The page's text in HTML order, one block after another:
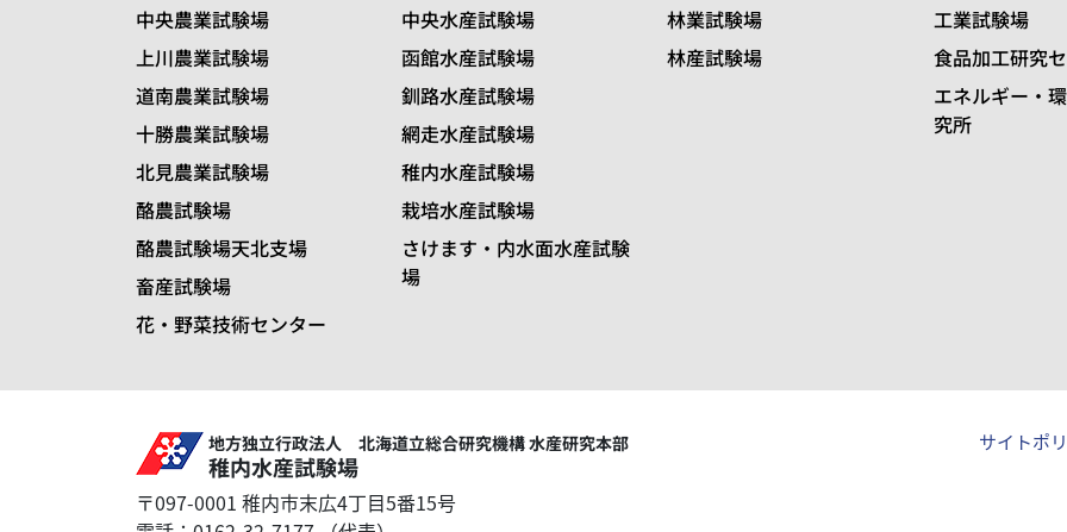
中央農業試験場
上川農業試験場
道南農業試験場
十勝農業試験場
北見農業試験場
酪農試験場
酪農試験場天北支場
畜産試験場
花・野菜技術センター
中央水産試験場
函館水産試験場
釧路水産試験場
網走水産試験場
稚内水産試験場
栽培水産試験場
さけます・内水面水産試験
場
林業試験場
林産試験場
工業試験場
食品加工研究
エネルギー・
究所
地方独立行政法人 北海道立総合研究機構 水産研究本部
稚内水産試験場
〒097-0001 稚内市末広4丁目5番15号
サイトポ